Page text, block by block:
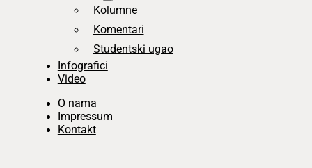
Kolumne
Komentari
Studentski ugao
Infografici
Video
O nama
Impressum
Kontakt